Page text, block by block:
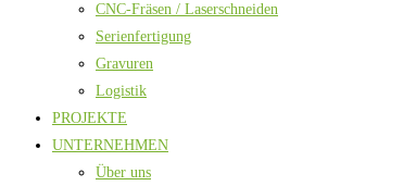
CNC-Fräsen / Laserschneiden
Serienfertigung
Gravuren
Logistik
PROJEKTE
UNTERNEHMEN
Über uns